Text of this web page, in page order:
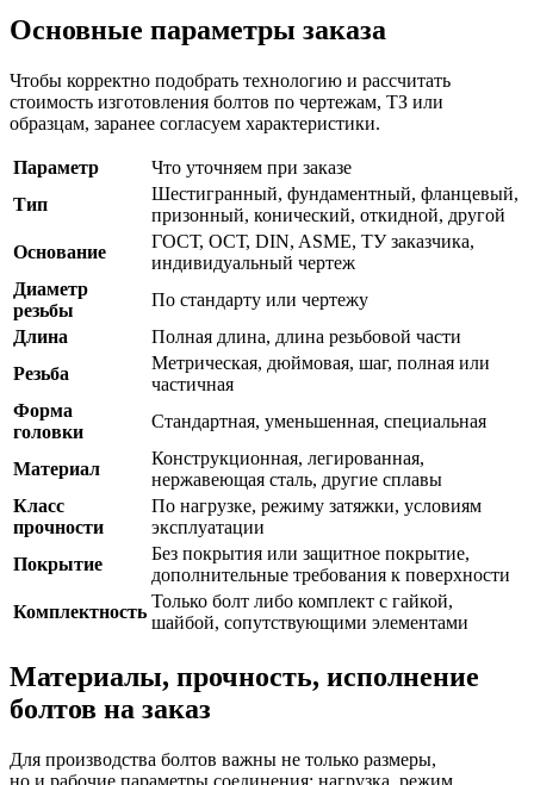
Основные параметры заказа
Чтобы корректно подобрать технологию и рассчитать
стоимость изготовления болтов по чертежам, ТЗ или
образцам, заранее согласуем характеристики.
Параметр
Что уточняем при заказе
Тип
Шестигранный, фундаментный, фланцевый,
призонный, конический, откидной, другой
Основание
ГОСТ, ОСТ, DIN, ASME, ТУ заказчика,
индивидуальный чертеж
Диаметр
резьбы
По стандарту или чертежу
Длина
Полная длина, длина резьбовой части
Резьба
Метрическая, дюймовая, шаг, полная или
частичная
Форма
головки
Стандартная, уменьшенная, специальная
Материал
Конструкционная, легированная,
нержавеющая сталь, другие сплавы
Класс
прочности
По нагрузке, режиму затяжки, условиям
эксплуатации
Покрытие
Без покрытия или защитное покрытие,
дополнительные требования к поверхности
Комплектность
Только болт либо комплект с гайкой,
шайбой, сопутствующими элементами
Материалы, прочность, исполнение
болтов на заказ
Для производства болтов важны не только размеры,
но и рабочие параметры соединения: нагрузка, режим